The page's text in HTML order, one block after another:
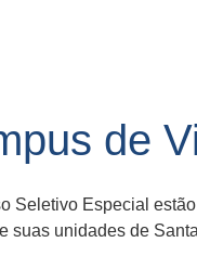
de
Seletivo Especial
unidades de